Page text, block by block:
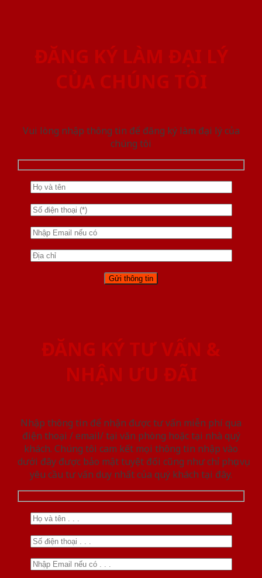
ĐĂNG KÝ LÀM ĐẠI LÝ
CỦA CHÚNG TÔI
Vui lòng nhập thông tin để đăng ký làm đại lý của
chúng tôi
ĐĂNG KÝ TƯ VẤN &
NHẬN ƯU ĐÃI
Nhập thông tin để nhận được tư vấn miễn phí qua
điện thoại / email/ tại văn phòng hoặc tại nhà quý
khách. Chúng tôi cam kết mọi thông tin nhập vào
dưới đây được bảo mật tuyệt đối cũng như chỉ phục vụ
yêu cầu tư vấn duy nhất của quý khách tại đây.